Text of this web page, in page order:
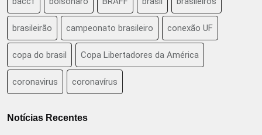
brasileirão campeonato brasileiro conexão UF
copa do brasil Copa Libertadores da América
coronavirus coronavírus
Notícias Recentes